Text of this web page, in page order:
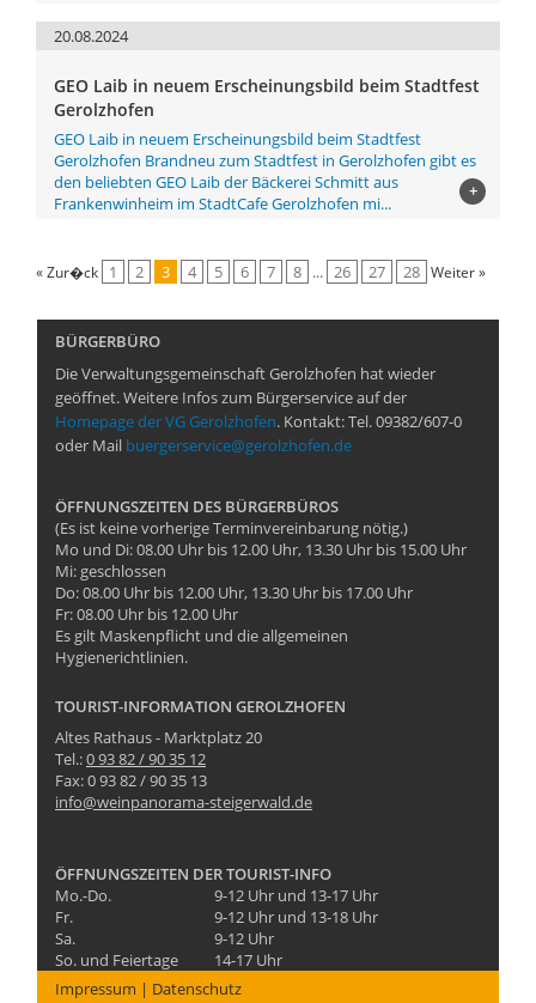
20.08.2024
GEO Laib in neuem Erscheinungsbild beim Stadtfest
Gerolzhofen
GEO Laib in neuem Erscheinungsbild beim Stadtfest
Gerolzhofen Brandneu zum Stadtfest in Gerolzhofen gibt es
den beliebten GEO Laib der Bäckerei Schmitt aus
Frankenwinheim im StadtCafe Gerolzhofen mi...
+
« Zur�ck 1 2 3 4 5 6 7 8 ... 26 27 28 Weiter »
BÜRGERBÜRO
Die Verwaltungsgemeinschaft Gerolzhofen hat wieder
geöffnet. Weitere Infos zum Bürgerservice auf der
Homepage der VG Gerolzhofen. Kontakt: Tel. 09382/607-0
oder Mail buergerservice@gerolzhofen.de
ÖFFNUNGSZEITEN DES BÜRGERBÜROS
(Es ist keine vorherige Terminvereinbarung nötig.)
Mo und Di: 08.00 Uhr bis 12.00 Uhr, 13.30 Uhr bis 15.00 Uhr
Mi: geschlossen
Do: 08.00 Uhr bis 12.00 Uhr, 13.30 Uhr bis 17.00 Uhr
Fr: 08.00 Uhr bis 12.00 Uhr
Es gilt Maskenpflicht und die allgemeinen
Hygienerichtlinien.
TOURIST-INFORMATION GEROLZHOFEN
Altes Rathaus - Marktplatz 20
Tel.:0 93 82 / 90 35 12
Fax: 0 93 82 / 90 35 13
info@weinpanorama-steigerwald.de
ÖFFNUNGSZEITEN DER TOURIST-INFO
Mo.-Do.
9-12 Uhr und 13-17 Uhr
Fr.
9-12 Uhr und 13-18 Uhr
Sa.
9-12 Uhr
So. und Feiertage
14-17 Uhr
Impressum | Datenschutz